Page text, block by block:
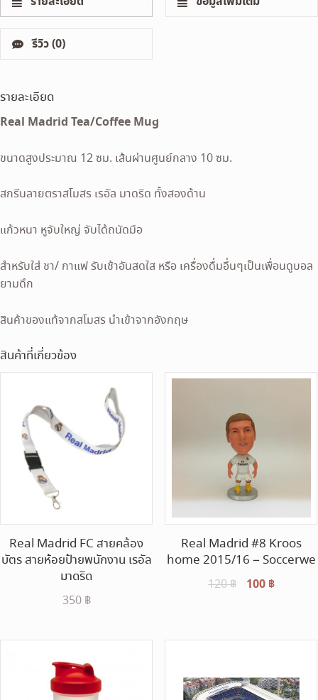
รีวิว (0)
รายละเอียด
Real Madrid Tea/Coffee Mug
ขนาดสูงประมาณ 12 ซม. เส้นผ่านศูนย์กลาง 10 ซม.
สกรีนลายตราสโมสร เรอัล มาดริด ทั้งสองด้าน
แก้วหนา หูจับใหญ่ จับได้ถนัดมือ
สำหรับใส่ ชา/ กาแฟ รับเช้าอันสดใส หรือ เครื่องดื่มอื่นๆเป็นเพื่อนดูบอล
ยามดึก
สินค้าของแท้จากสโมสร นำเข้าจากอังกฤษ
สินค้าที่เกี่ยวข้อง
Real Madrid FC สายคล้อง
บัตร สายห้อยป้ายพนักงาน เรอัล
มาดริด
350 ฿
Real Madrid #8 Kroos
home 2015/16 – Soccerwe
120฿
Original
120 ฿.
100 ฿Current
100 ฿.